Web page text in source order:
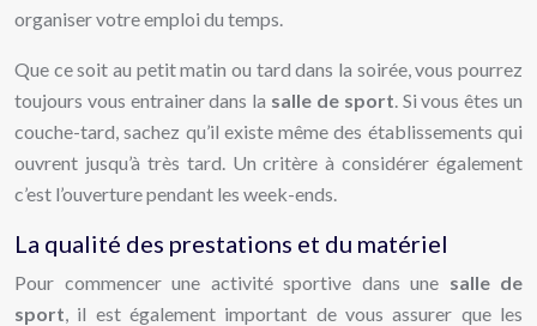
organiser votre emploi du temps.
Que ce soit au petit matin ou tard dans la soirée, vous pourrez
toujours vous entrainer dans la salle de sport. Si vous êtes un
couche-tard, sachez qu’il existe même des établissements qui
ouvrent jusqu’à très tard. Un critère à considérer également
c’est l’ouverture pendant les week-ends.
La qualité des prestations et du matériel
Pour commencer une activité sportive dans une salle de
sport, il est également important de vous assurer que les